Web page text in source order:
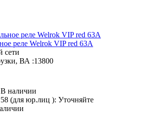
реле Welrok VIP red 63A
сети
ВА :13800
В наличии
(для юр.лиц ): Уточняйте